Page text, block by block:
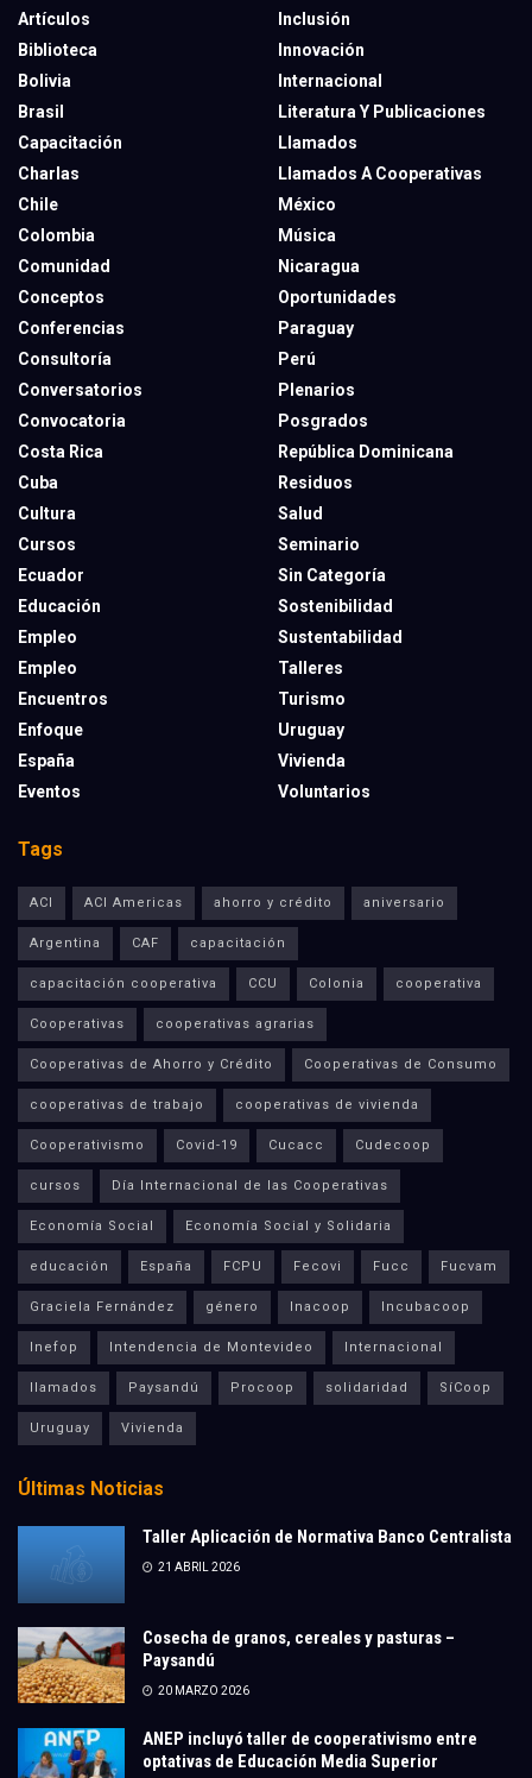
Artículos
Biblioteca
Bolivia
Brasil
Capacitación
Charlas
Chile
Colombia
Comunidad
Conceptos
Conferencias
Consultoría
Conversatorios
Convocatoria
Costa Rica
Cuba
Cultura
Cursos
Ecuador
Educación
Empleo
Empleo
Encuentros
Enfoque
España
Eventos
Inclusión
Innovación
Internacional
Literatura Y Publicaciones
Llamados
Llamados A Cooperativas
México
Música
Nicaragua
Oportunidades
Paraguay
Perú
Plenarios
Posgrados
República Dominicana
Residuos
Salud
Seminario
Sin Categoría
Sostenibilidad
Sustentabilidad
Talleres
Turismo
Uruguay
Vivienda
Voluntarios
Tags
ACI ACI Americas ahorro y crédito aniversario
Argentina CAF capacitación
capacitación cooperativa CCU Colonia cooperativa
Cooperativas cooperativas agrarias
Cooperativas de Ahorro y Crédito Cooperativas de Consumo
cooperativas de trabajo cooperativas de vivienda
Cooperativismo Covid-19 Cucacc Cudecoop
cursos Día Internacional de las Cooperativas
Economía Social Economía Social y Solidaria
educación España FCPU Fecovi Fucc Fucvam
Graciela Fernández género Inacoop Incubacoop
Inefop Intendencia de Montevideo Internacional
llamados Paysandú Procoop solidaridad SíCoop
Uruguay Vivienda
Últimas Noticias
Taller Aplicación de Normativa Banco Centralista
21 ABRIL 2026
Cosecha de granos, cereales y pasturas –
Paysandú
20 MARZO 2026
ANEP incluyó taller de cooperativismo entre
optativas de Educación Media Superior